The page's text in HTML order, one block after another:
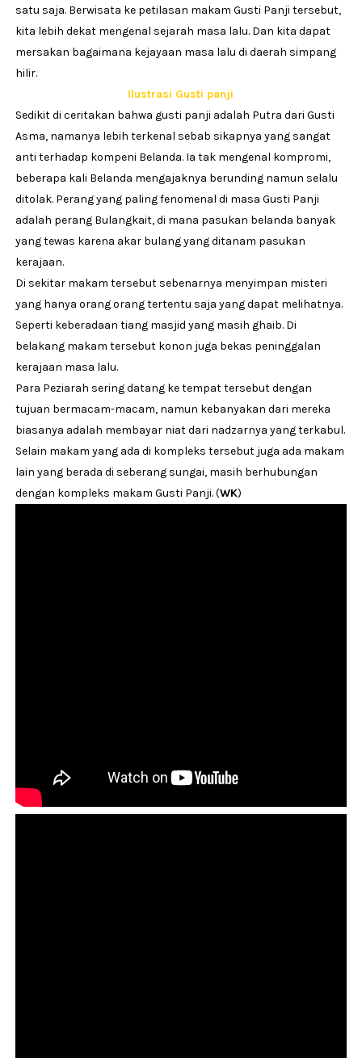
satu saja. Berwisata ke petilasan makam Gusti Panji tersebut,
kita lebih dekat mengenal sejarah masa lalu. Dan kita dapat
mersakan bagaimana kejayaan masa lalu di daerah simpang
hilir.
Ilustrasi Gusti panji
Sedikit di ceritakan bahwa gusti panji adalah Putra dari Gusti
Asma, namanya lebih terkenal sebab sikapnya yang sangat
anti terhadap kompeni Belanda. Ia tak mengenal kompromi,
beberapa kali Belanda mengajaknya berunding namun selalu
ditolak. Perang yang paling fenomenal di masa Gusti Panji
adalah perang Bulangkait, di mana pasukan belanda banyak
yang tewas karena akar bulang yang ditanam pasukan
kerajaan.
Di sekitar makam tersebut sebenarnya menyimpan misteri
yang hanya orang orang tertentu saja yang dapat melihatnya.
Seperti keberadaan tiang masjid yang masih ghaib. Di
belakang makam tersebut konon juga bekas peninggalan
kerajaan masa lalu.
Para Peziarah sering datang ke tempat tersebut dengan
tujuan bermacam-macam, namun kebanyakan dari mereka
biasanya adalah membayar niat dari nadzarnya yang terkabul.
Selain makam yang ada di kompleks tersebut juga ada makam
lain yang berada di seberang sungai, masih berhubungan
dengan kompleks makam Gusti Panji. (WK)